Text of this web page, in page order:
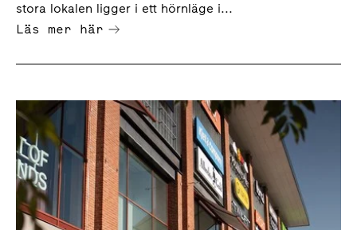
stora lokalen ligger i ett hörnläge i...
Läs mer här